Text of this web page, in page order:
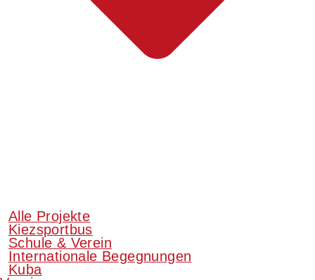
Alle Projekte
Kiezsportbus
Schule & Verein
Internationale Begegnungen
Kuba